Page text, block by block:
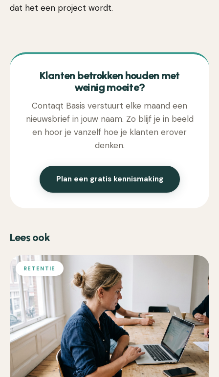
dat het een project wordt.
Klanten betrokken houden met
weinig moeite?
Contaqt Basis verstuurt elke maand een
nieuwsbrief in jouw naam. Zo blijf je in beeld
en hoor je vanzelf hoe je klanten erover
denken.
Plan een gratis kennismaking
Lees ook
RETENTIE